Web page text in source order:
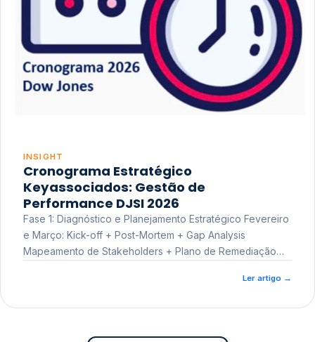
INSIGHT
Cronograma Estratégico
Keyassociados: Gestão de
Performance DJSI 2026
Fase 1: Diagnóstico e Planejamento Estratégico Fevereiro
e Março: Kick-off + Post-Mortem + Gap Analysis
Mapeamento de Stakeholders + Plano de Remediação
Ler artigo →